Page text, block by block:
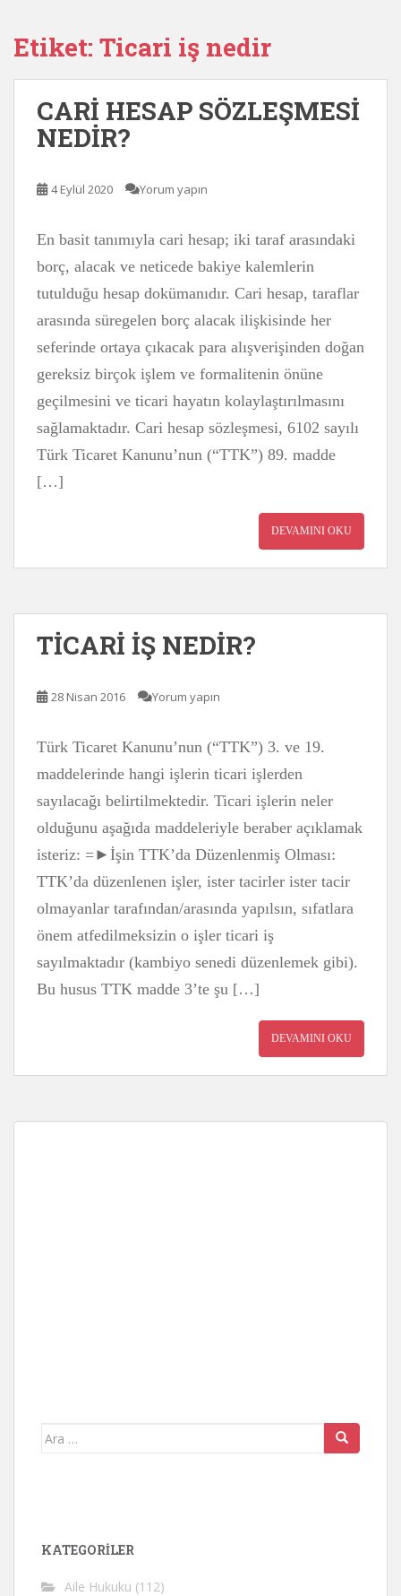
Etiket: Ticari iş nedir
CARİ HESAP SÖZLEŞMESİ
NEDİR?
4 Eylül 2020 Yorum yapın
En basit tanımıyla cari hesap; iki taraf arasındaki
borç, alacak ve neticede bakiye kalemlerin
tutulduğu hesap dokümanıdır. Cari hesap, taraflar
arasında süregelen borç alacak ilişkisinde her
seferinde ortaya çıkacak para alışverişinden doğan
gereksiz birçok işlem ve formalitenin önüne
geçilmesini ve ticari hayatın kolaylaştırılmasını
sağlamaktadır. Cari hesap sözleşmesi, 6102 sayılı
Türk Ticaret Kanunu’nun (“TTK”) 89. madde
[…]
DEVAMINI OKU
TİCARİ İŞ NEDİR?
28 Nisan 2016 Yorum yapın
Türk Ticaret Kanunu’nun (“TTK”) 3. ve 19.
maddelerinde hangi işlerin ticari işlerden
sayılacağı belirtilmektedir. Ticari işlerin neler
olduğunu aşağıda maddeleriyle beraber açıklamak
isteriz: =►İşin TTK’da Düzenlenmiş Olması:
TTK’da düzenlenen işler, ister tacirler ister tacir
olmayanlar tarafından/arasında yapılsın, sıfatlara
önem atfedilmeksizin o işler ticari iş
sayılmaktadır (kambiyo senedi düzenlemek gibi).
Bu husus TTK madde 3’te şu […]
DEVAMINI OKU
Arama
KATEGORİLER
Aile Hukuku (112)